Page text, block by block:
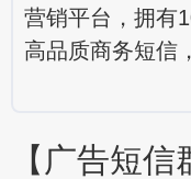
营销平台，拥有
高品质商务短信
【广告短